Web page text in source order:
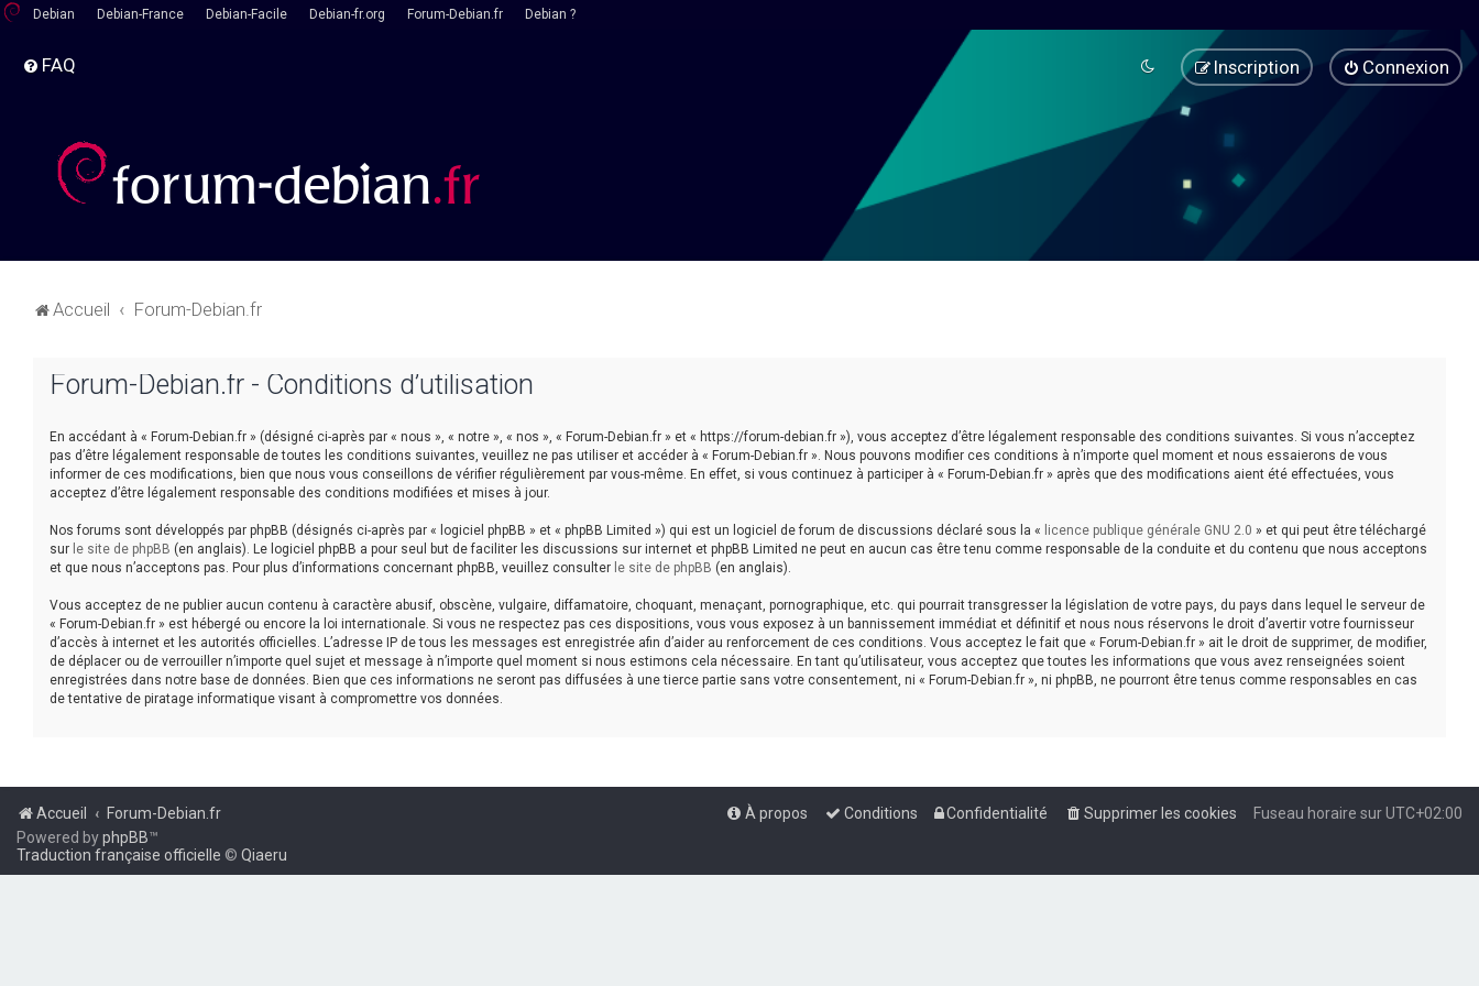
Debian Debian-France Debian-Facile Debian-fr.org Forum-Debian.fr Debian ?
FAQ Connexion
Inscription
Accueil Forum-Debian.fr
Forum-Debian.fr - Conditions d’utilisation
En accédant à « Forum-Debian.fr » (désigné ci-après par « nous », « notre », « nos », « Forum-Debian.fr » et « https://forum-debian.fr »), vous acceptez d’être légalement responsable des conditions suivantes. Si vous n’acceptez
pas d’être légalement responsable de toutes les conditions suivantes, veuillez ne pas utiliser et accéder à « Forum-Debian.fr ». Nous pouvons modifier ces conditions à n’importe quel moment et nous essaierons de vous
informer de ces modifications, bien que nous vous conseillons de vérifier régulièrement par vous-même. En effet, si vous continuez à participer à « Forum-Debian.fr » après que des modifications aient été effectuées, vous
acceptez d’être légalement responsable des conditions modifiées et mises à jour.
Nos forums sont développés par phpBB (désignés ci-après par « logiciel phpBB » et « phpBB Limited ») qui est un logiciel de forum de discussions déclaré sous la « licence publique générale GNU 2.0 » et qui peut être téléchargé
sur le site de phpBB (en anglais). Le logiciel phpBB a pour seul but de faciliter les discussions sur internet et phpBB Limited ne peut en aucun cas être tenu comme responsable de la conduite et du contenu que nous acceptons
et que nous n’acceptons pas. Pour plus d’informations concernant phpBB, veuillez consulter le site de phpBB (en anglais).
Vous acceptez de ne publier aucun contenu à caractère abusif, obscène, vulgaire, diffamatoire, choquant, menaçant, pornographique, etc. qui pourrait transgresser la législation de votre pays, du pays dans lequel le serveur de
« Forum-Debian.fr » est hébergé ou encore la loi internationale. Si vous ne respectez pas ces dispositions, vous vous exposez à un bannissement immédiat et définitif et nous nous réservons le droit d’avertir votre fournisseur
d’accès à internet et les autorités officielles. L’adresse IP de tous les messages est enregistrée afin d’aider au renforcement de ces conditions. Vous acceptez le fait que « Forum-Debian.fr » ait le droit de supprimer, de modifier,
de déplacer ou de verrouiller n’importe quel sujet et message à n’importe quel moment si nous estimons cela nécessaire. En tant qu’utilisateur, vous acceptez que toutes les informations que vous avez renseignées soient
enregistrées dans notre base de données. Bien que ces informations ne seront pas diffusées à une tierce partie sans votre consentement, ni « Forum-Debian.fr », ni phpBB, ne pourront être tenus comme responsables en cas
de tentative de piratage informatique visant à compromettre vos données.
Accueil Forum-Debian.fr Fuseau horaire surUTC+02:00
Supprimer les cookies
Confidentialité
Conditions
À propos
Powered byphpBB™
Traduction française officielle © Qiaeru